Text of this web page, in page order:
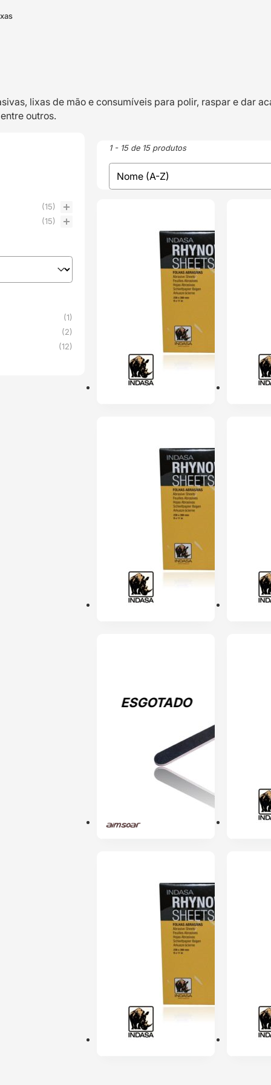
lixas de mão e consumíveis para polir, raspar e dar
outros.
1 - 15 de 15 produtos
sort
Sort content
ENVIO 24H
ESGOTADO
(15)
(15)
(1)
(2)
(12)